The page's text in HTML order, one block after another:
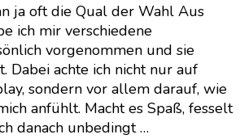
ja oft die Qual der Wahl Aus
ich mir verschiedene
vorgenommen und sie
Dabei achte ich nicht nur auf
sondern vor allem darauf, wie
anfühlt. Macht es Spaß, fesselt
danach unbedingt …